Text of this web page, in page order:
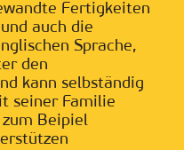
Fertigkeiten
auch die
Sprache,
den
kann selbständig
seiner Familie
Beipiel